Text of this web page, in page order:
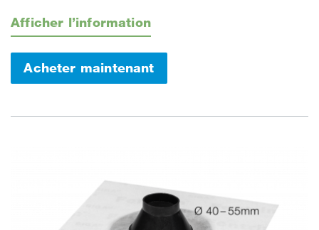
Afficher l’information
Acheter maintenant